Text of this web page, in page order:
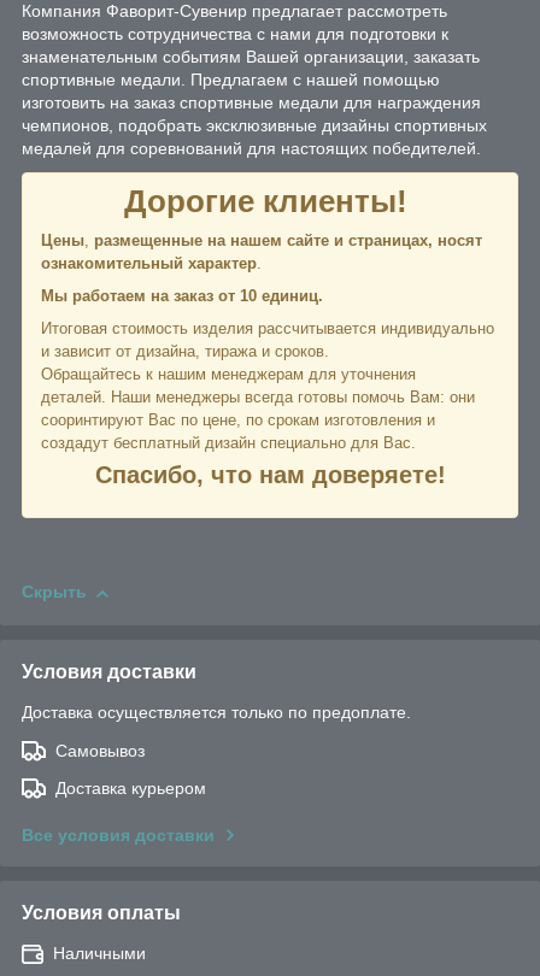
Компания Фаворит-Сувенир предлагает рассмотреть
возможность сотрудничества с нами для подготовки к
знаменательным событиям Вашей организации, заказать
спортивные медали. Предлагаем с нашей помощью
изготовить на заказ спортивные медали для награждения
чемпионов, подобрать эксклюзивные дизайны спортивных
медалей для соревнований для настоящих победителей.
Дорогие клиенты!
Цены, размещенные на нашем сайте и страницах, носят
ознакомительный характер.
Мы работаем на заказ от 10 единиц.
Итоговая стоимость изделия рассчитывается индивидуально
и зависит от дизайна, тиража и сроков.
Обращайтесь к нашим менеджерам для уточнения
деталей. Наши менеджеры всегда готовы помочь Вам: они
сооринтируют Вас по цене, по срокам изготовления и
создадут бесплатный дизайн специально для Вас.
Спасибо, что нам доверяете!
Скрыть
Условия доставки
Доставка осуществляется только по предоплате.
Самовывоз
Доставка курьером
Все условия доставки
Условия оплаты
Наличными